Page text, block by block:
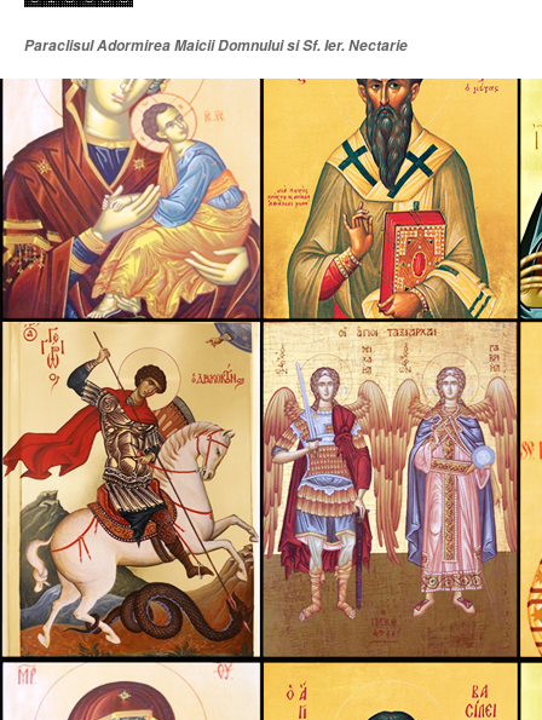
Paraclisul Adormirea Maicii Domnului si Sf. Ier. Nectarie